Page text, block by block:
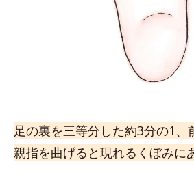
足の裏を三等分した約3分の1、
親指を曲げると現れるくぼみに